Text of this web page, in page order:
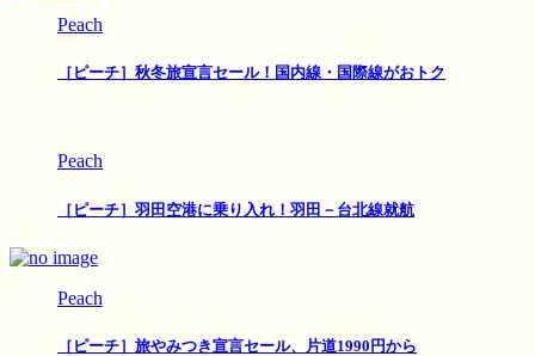
Peach
［ピーチ］秋冬旅宣言セール！国内線・国際線がおトク
Peach
［ピーチ］羽田空港に乗り入れ！羽田－台北線就航
Peach
［ピーチ］旅やみつき宣言セール、片道1990円から